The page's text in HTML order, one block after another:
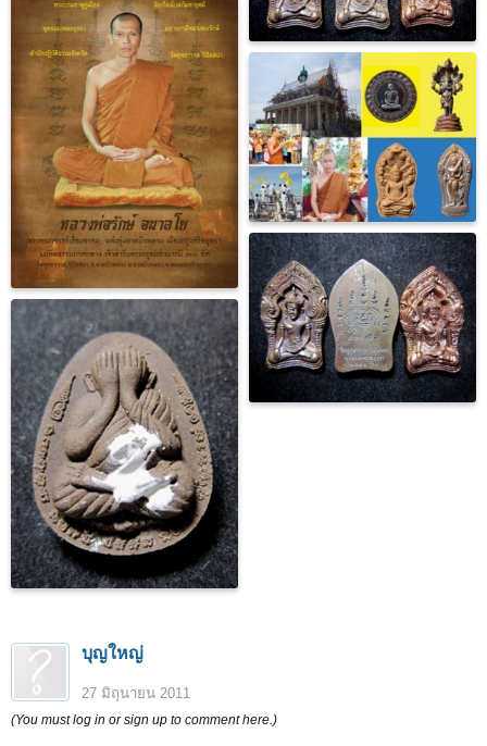
บุญใหญ่
27 มิถุนายน 2011
(You must log in or sign up to comment here.)